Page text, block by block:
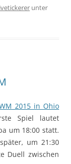
unter
2015 in Ohio
Spiel lautet
um 18:00 statt.
um 21:30
Duell zwischen